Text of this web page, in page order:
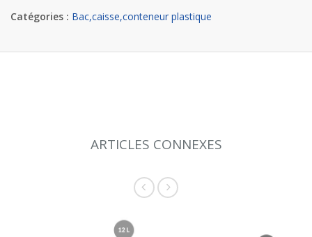
Catégories : Bac,caisse,conteneur plastique
ARTICLES CONNEXES